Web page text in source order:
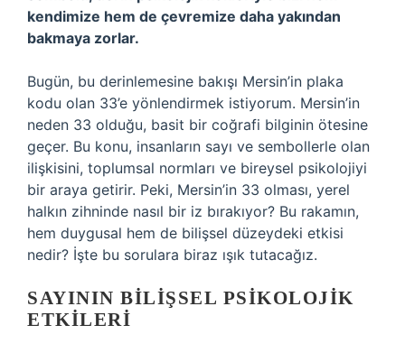
kendimize hem de çevremize daha yakından
bakmaya zorlar.
Bugün, bu derinlemesine bakışı Mersin’in plaka
kodu olan 33’e yönlendirmek istiyorum. Mersin’in
neden 33 olduğu, basit bir coğrafi bilginin ötesine
geçer. Bu konu, insanların sayı ve sembollerle olan
ilişkisini, toplumsal normları ve bireysel psikolojiyi
bir araya getirir. Peki, Mersin’in 33 olması, yerel
halkın zihninde nasıl bir iz bırakıyor? Bu rakamın,
hem duygusal hem de bilişsel düzeydeki etkisi
nedir? İşte bu sorulara biraz ışık tutacağız.
SAYININ BILIŞSEL PSIKOLOJIK
ETKILERI